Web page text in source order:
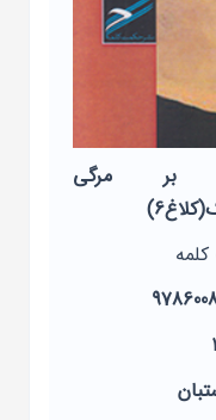
بر مرگی